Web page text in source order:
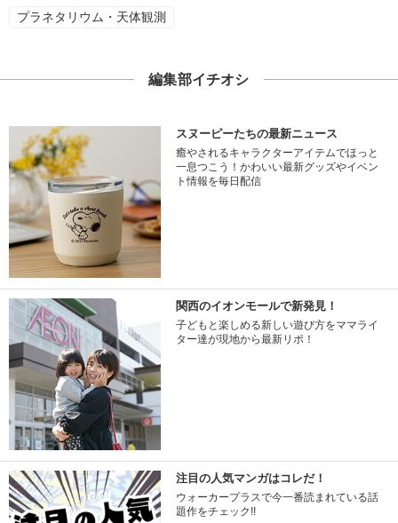
プラネタリウム・天体観測
編集部イチオシ
スヌーピーたちの最新ニュース
癒やされるキャラクターアイテムでほっと
一息つこう！かわいい最新グッズやイベン
ト情報を毎日配信
関西のイオンモールで新発見！
子どもと楽しめる新しい遊び方をママライ
ター達が現地から最新リポ！
注目の人気マンガはコレだ！
ウォーカープラスで今一番読まれている話
題作をチェック!!